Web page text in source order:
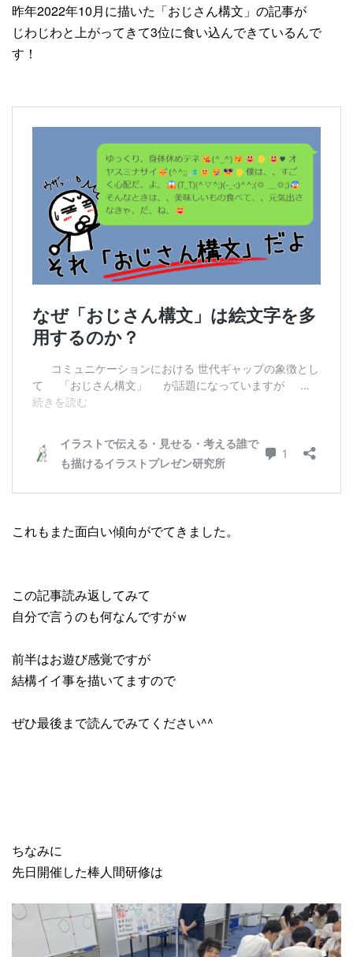
昨年2022年10月に描いた「おじさん構文」の記事が
じわじわと上がってきて3位に食い込んできているんで
す！
これもまた面白い傾向がでてきました。
この記事読み返してみて
自分で言うのも何なんですがｗ
前半はお遊び感覚ですが
結構イイ事を描いてますので
ぜひ最後まで読んでみてください^^
ちなみに
先日開催した棒人間研修は